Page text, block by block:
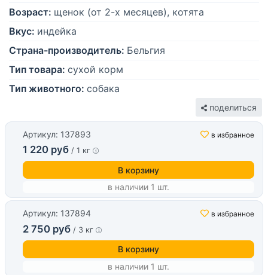
Возраст: щенок (от 2-х месяцев), котята
Вкус: индейка
Страна-производитель: Бельгия
Тип товара: сухой корм
Тип животного: собака
поделиться
Артикул: 137893 в избранное
1 220 руб / 1 кг
В корзину
в наличии 1 шт.
Артикул: 137894 в избранное
2 750 руб / 3 кг
В корзину
в наличии 1 шт.